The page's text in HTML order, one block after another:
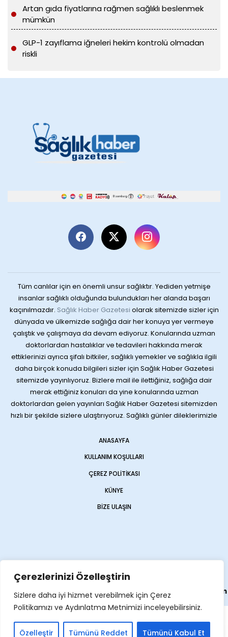
Çerezlerinizi Özelleştirin
Sizlere daha iyi hizmet verebilmek için Çerez
Politikamızı ve Aydınlatma Metnimizi inceleyebilirsiniz.
Özelleştir Tümünü Reddet Tümünü Kabul Et
Artan gıda fiyatlarına rağmen sağlıklı beslenmek
mümkün
GLP-1 zayıflama iğneleri hekim kontrolü olmadan
riskli
Tüm canlılar için en önemli unsur sağlıktır. Yediden yetmişe
insanlar sağlıklı olduğunda bulundukları her alanda başarı
kaçınılmazdır. Sağlık Haber Gazetesi olarak sitemizde sizler için
dünyada ve ülkemizde sağlığa dair her konuya yer vermeye
çalıştık ve çalışmaya da devam ediyoruz. Konularında uzman
doktorlardan hastalıklar ve tedavileri hakkında merak
ettiklerinizi ayrıca şifalı bitkiler, sağlıklı yemekler ve sağlıkla ilgili
daha birçok konuda bilgileri sizler için Sağlık Haber Gazetesi
sitemizde yayınlıyoruz. Bizlere mail ile ilettiğiniz, sağlığa dair
merak ettiğiniz konuları da yine konularında uzman
doktorlardan gelen yayınları Sağlık Haber Gazetesi sitemizden
hızlı bir şekilde sizlere ulaştırıyoruz. Sağlıklı günler dileklerimizle
ANASAYFA
KULLANIM KOŞULLARI
ÇEREZ POLITIKASI
KÜNYE
BIZE ULAŞIN
Web sitemizHaber Sitesi olarakOpencart Global
tarafından
yapılmıştır